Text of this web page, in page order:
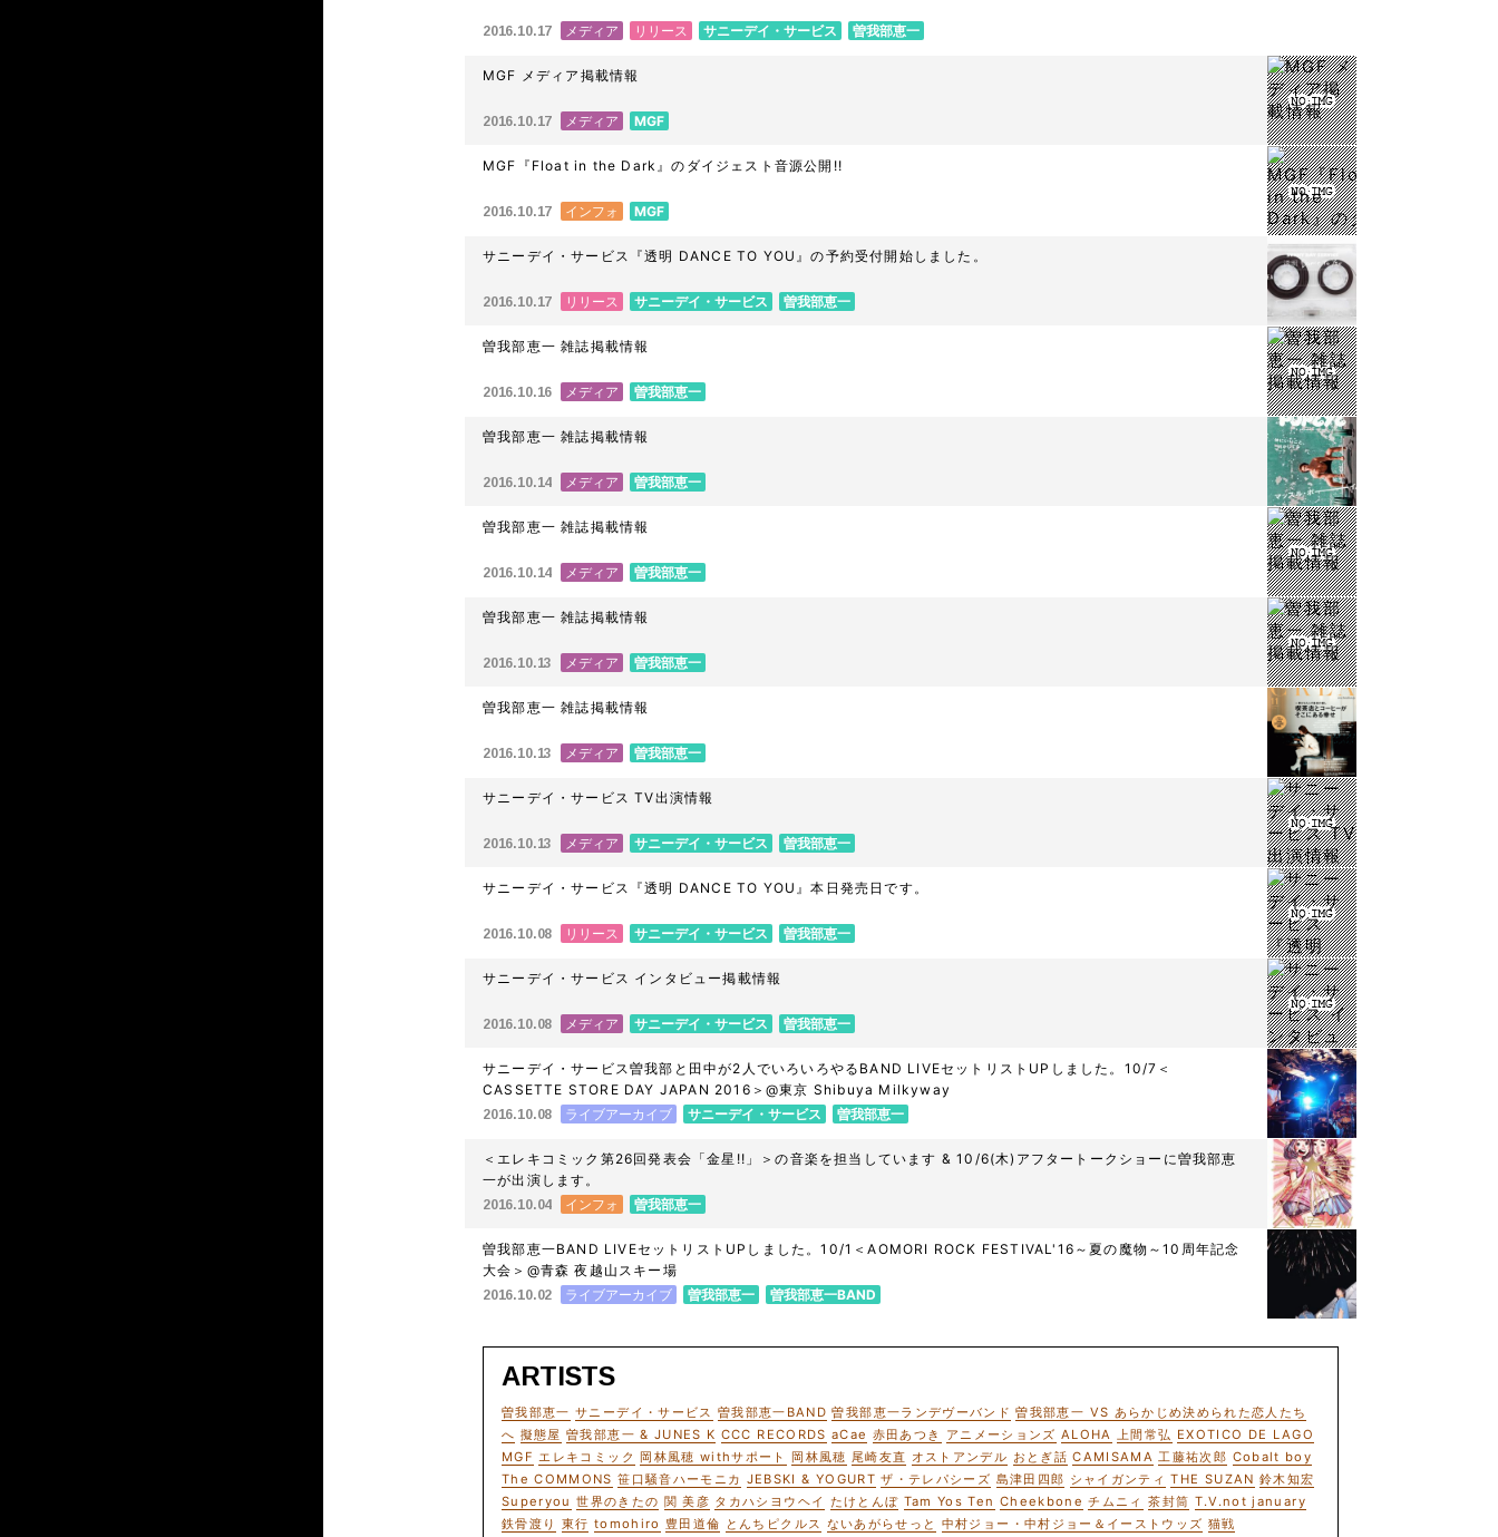
2016.10.17 メディア リリース サニーデイ・サービス 曽我部恵一
MGF メディア掲載情報
2016.10.17 メディア MGF
MGF『Float in the Dark』のダイジェスト音源公開!!
2016.10.17 インフォ MGF
サニーデイ・サービス『透明 DANCE TO YOU』の予約受付開始しました。
2016.10.17 リリース サニーデイ・サービス 曽我部恵一
曽我部恵一 雑誌掲載情報
2016.10.16 メディア 曽我部恵一
曽我部恵一 雑誌掲載情報
2016.10.14 メディア 曽我部恵一
曽我部恵一 雑誌掲載情報
2016.10.14 メディア 曽我部恵一
曽我部恵一 雑誌掲載情報
2016.10.13 メディア 曽我部恵一
曽我部恵一 雑誌掲載情報
2016.10.13 メディア 曽我部恵一
サニーデイ・サービス TV出演情報
2016.10.13 メディア サニーデイ・サービス 曽我部恵一
サニーデイ・サービス『透明 DANCE TO YOU』本日発売日です。
2016.10.08 リリース サニーデイ・サービス 曽我部恵一
サニーデイ・サービス インタビュー掲載情報
2016.10.08 メディア サニーデイ・サービス 曽我部恵一
サニーデイ・サービス曽我部と田中が2人でいろいろやるBAND LIVEセットリストUPしました。10/7＜
CASSETTE STORE DAY JAPAN 2016＞@東京 Shibuya Milkyway
2016.10.08 ライブアーカイブ サニーデイ・サービス 曽我部恵一
＜エレキコミック第26回発表会「金星!!」＞の音楽を担当しています & 10/6(木)アフタートークショーに曽我部恵
一が出演します。
2016.10.04 インフォ 曽我部恵一
曽我部恵一BAND LIVEセットリストUPしました。10/1＜AOMORI ROCK FESTIVAL'16～夏の魔物～10周年記念
大会＞@青森 夜越山スキー場
2016.10.02 ライブアーカイブ 曽我部恵一 曽我部恵一BAND
ARTISTS
曽我部恵一 サニーデイ・サービス 曽我部恵一BAND 曽我部恵一ランデヴーバンド 曽我部恵一 VS あらかじめ決められた恋人たち
へ 擬態屋 曽我部恵一 & JUNES K CCC RECORDS aCae 赤田あつき アニメーションズ ALOHA 上間常弘 EXOTICO DE LAGO
MGF エレキコミック 岡林風穂 withサポート 岡林風穂 尾崎友直 オストアンデル おとぎ話 CAMISAMA 工藤祐次郎 Cobalt boy
The COMMONS 笹口騒音ハーモニカ JEBSKI & YOGURT ザ・テレパシーズ 島津田四郎 シャイガンティ THE SUZAN 鈴木知宏
Superyou 世界のきたの 関 美彦 タカハシヨウヘイ たけとんぼ Tam Yos Ten Cheekbone チムニィ 茶封筒 T.V.not january
鉄骨渡り 東行 tomohiro 豊田道倫 とんちピクルス ないあがらせっと 中村ジョー・中村ジョー＆イーストウッズ 猫戦